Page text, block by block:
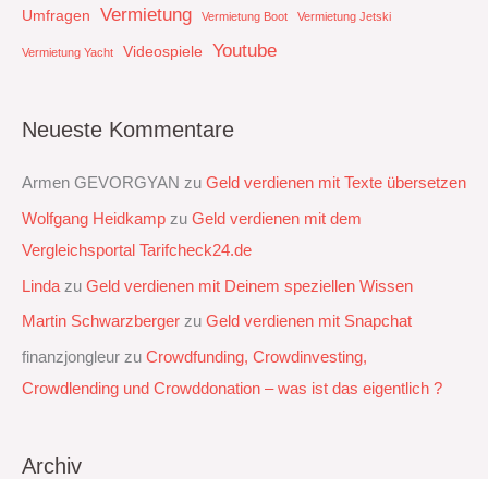
Umfragen
Vermietung Vermietung Boot Vermietung Jetski
Vermietung Yacht Videospiele Youtube
Neueste Kommentare
Armen GEVORGYAN zu Geld verdienen mit Texte übersetzen
Wolfgang Heidkamp zu Geld verdienen mit dem
Vergleichsportal Tarifcheck24.de
Linda zu Geld verdienen mit Deinem speziellen Wissen
Martin Schwarzberger zu Geld verdienen mit Snapchat‭
finanzjongleur zu Crowdfunding, Crowdinvesting,
Crowdlending und Crowddonation – was ist das eigentlich ?
Archiv